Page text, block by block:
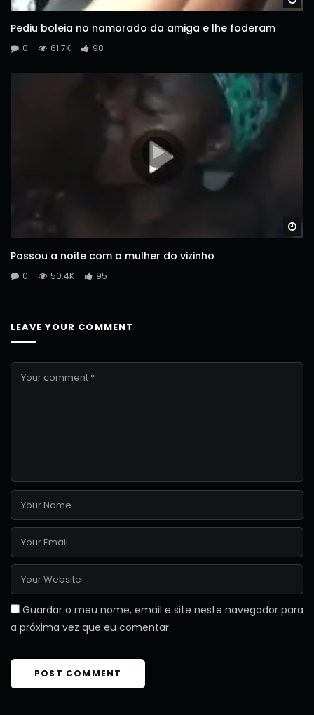
Pediu boleia no namorado da amiga e lhe foderam
0 61.7K 98
Passou a noite com a mulher do vizinho
0 50.4K 95
LEAVE YOUR COMMENT
Guardar o meu nome, email e site neste navegador para
a próxima vez que eu comentar.